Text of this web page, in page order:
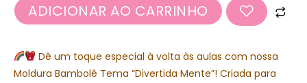
ADICIONAR AO CARRINHO
Dê um toque especial à volta às aulas com nossa
Moldura Bambolê Tema “Divertida Mente”! Criada para